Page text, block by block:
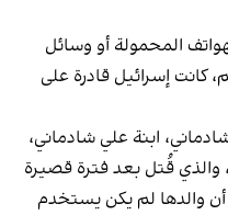
المحمولة أو وسائل
كانت إسرائيل قادرة على
ابنة علي شادماني،
والذي قُتل بعد فترة قصيرة
والدها لم يكن يستخدم